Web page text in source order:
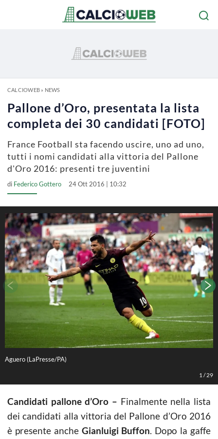
CALCIOWEB» NEWS
Pallone d’Oro, presentata la lista
completa dei 30 candidati [FOTO]
France Football sta facendo uscire, uno ad uno,
tutti i nomi candidati alla vittoria del Pallone
d'Oro 2016: presenti tre juventini
di Federico Gottero 24 Ott 2016 | 10:32
Aguero (LaPresse/PA)
1 /29
Candidati pallone d’Oro – Finalmente nella lista
dei candidati alla vittoria del Pallone d’Oro 2016
è presente anche Gianluigi Buffon. Dopo la gaffe